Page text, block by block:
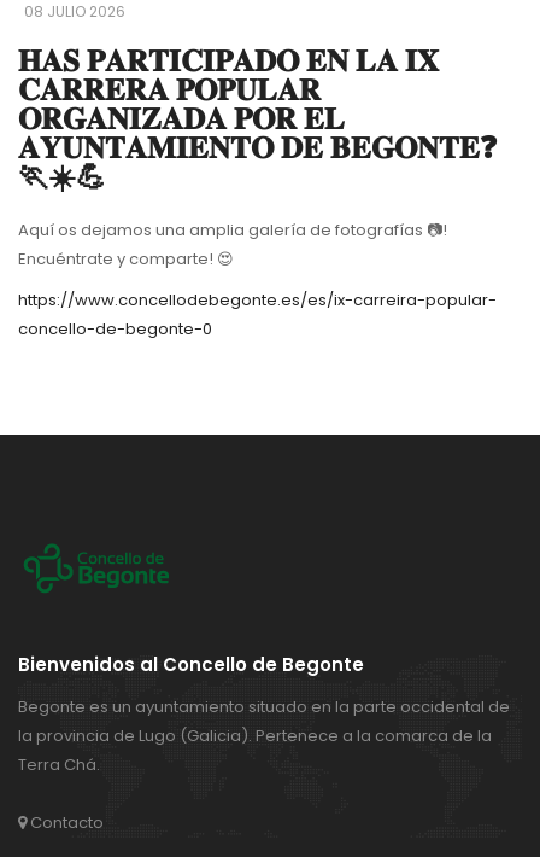
08 JULIO 2026
𝐇𝐀𝐒 𝐏𝐀𝐑𝐓𝐈𝐂𝐈𝐏𝐀𝐃𝐎 𝐄𝐍 𝐋𝐀 𝐈𝐗
𝐂𝐀𝐑𝐑𝐄𝐑𝐀 𝐏𝐎𝐏𝐔𝐋𝐀𝐑
𝐎𝐑𝐆𝐀𝐍𝐈𝐙𝐀𝐃𝐀 𝐏𝐎𝐑 𝐄𝐋
𝐀𝐘𝐔𝐍𝐓𝐀𝐌𝐈𝐄𝐍𝐓𝐎 𝐃𝐄 𝐁𝐄𝐆𝐎𝐍𝐓𝐄❓
🏃☀️💪
Aquí os dejamos una amplia galería de fotografías 📷!
Encuéntrate y comparte! 😍
https://www.concellodebegonte.es/es/ix-carreira-popular-
concello-de-begonte-0
Bienvenidos al Concello de Begonte
Begonte es un ayuntamiento situado en la parte occidental de
la provincia de Lugo (Galicia). Pertenece a la comarca de la
Terra Chá.
Contacto